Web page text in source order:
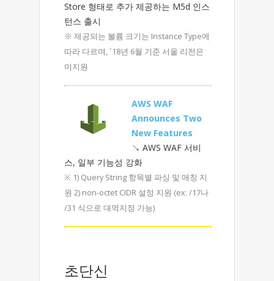
Store 형태로 추가 제공하는 M5d 인스
턴스 출시
※ 제공되는 볼륨 크기는 Instance Type에
따라 다르며, `18년 6월 기준 서울 리전은
미지원
AWS WAF
Announces Two
New Features
↘ AWS WAF 서비
스, 일부 기능성 강화
※ 1) Query String 항목별 파싱 및 매칭 지
원 2) non-octet CIDR 설정 지원 (ex: /17나
/31 식으로 대역지정 가능)
초단신